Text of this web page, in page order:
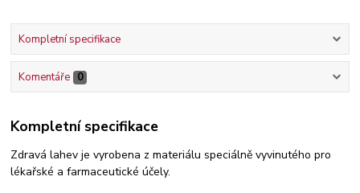
Kompletní specifikace
Komentáře 0
Kompletní specifikace
Zdravá lahev je vyrobena z materiálu speciálně vyvinutého pro
lékařské a farmaceutické účely.